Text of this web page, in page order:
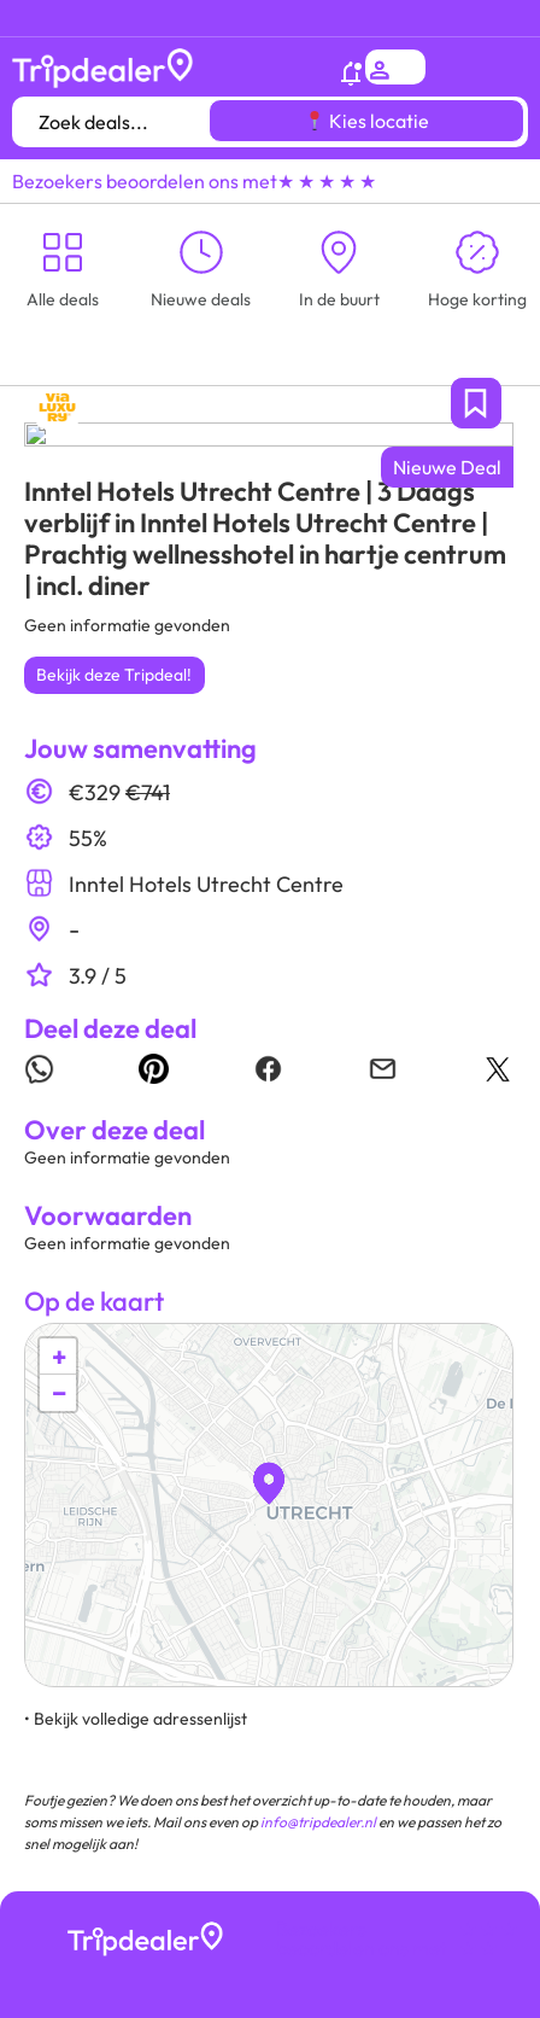
Hetgróótste voordeeluitjes overzichtvan heel
Kies locatie
Bezoekers beoordelen ons met★ ★ ★ ★ ★
Alle deals Nieuwe deals In de buurt Hoge korting
Nieuwe Deal
Inntel Hotels Utrecht Centre | 3 Daags
verblijf in Inntel Hotels Utrecht Centre |
Prachtig wellnesshotel in hartje centrum
| incl. diner
Geen informatie gevonden
Bekijk deze Tripdeal!
Jouw samenvatting
€329€741
55%
Inntel Hotels Utrecht Centre
-
3.9 / 5
Deel deze deal
Over deze deal
Geen informatie gevonden
Voorwaarden
Geen informatie gevonden
Op de kaart
+
−
• Bekijk volledige adressenlijst
Foutje gezien? We doen ons best het overzicht up-to-date te houden, maar
soms missen we iets. Mail ons even opinfo@tripdealer.nlen we passen het zo
snel mogelijk aan!